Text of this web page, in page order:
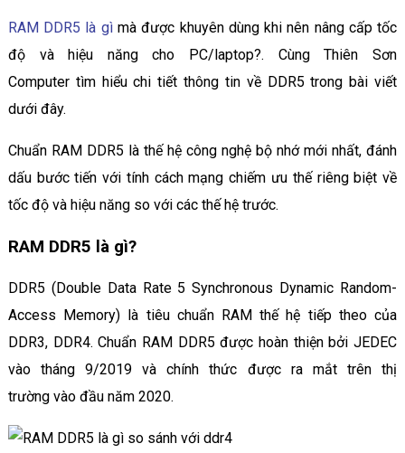
RAM DDR5 là gìmà được khuyên dùng khi nên nâng cấp tốc
độ và hiệu năng cho PC/laptop?. Cùng Thiên Sơn
Computer tìm hiểu chi tiết thông tin về DDR5 trong bài viết
dưới đây.
Chuẩn RAM DDR5 là thế hệ công nghệ bộ nhớ mới nhất, đánh
dấu bước tiến với tính cách mạng chiếm ưu thế riêng biệt về
tốc độ và hiệu năng so với các thế hệ trước.
RAM DDR5 là gì?
DDR5 (Double Data Rate 5 Synchronous Dynamic Random-
Access Memory) là tiêu chuẩn RAM thế hệ tiếp theo của
DDR3, DDR4. Chuẩn RAM DDR5 được hoàn thiện bởi JEDEC
vào tháng 9/2019 và chính thức được ra mắt trên thị
trường vào đầu năm 2020.